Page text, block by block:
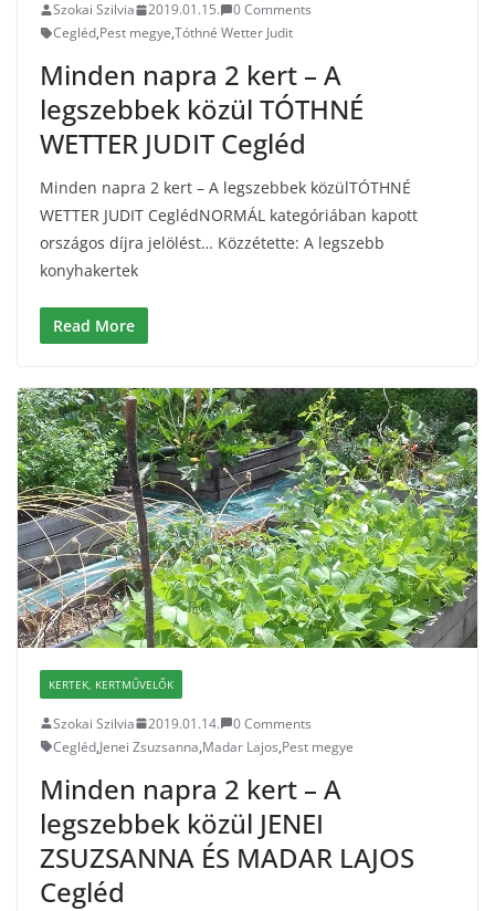
Szokai Szilvia 2019.01.15.
0 Comments
Cegléd,Pest megye,Tóthné Wetter Judit
Minden napra 2 kert – A
legszebbek közül TÓTHNÉ
WETTER JUDIT Cegléd
Minden napra 2 kert – A legszebbek közülTÓTHNÉ
WETTER JUDIT CeglédNORMÁL kategóriában kapott
országos díjra jelölést… Közzétette: A legszebb
konyhakertek
Read More
KERTEK, KERTMŰVELŐK
Szokai Szilvia 2019.01.14.
0 Comments
Cegléd,Jenei Zsuzsanna,Madar Lajos,Pest megye
Minden napra 2 kert – A
legszebbek közül JENEI
ZSUZSANNA ÉS MADAR LAJOS
Cegléd